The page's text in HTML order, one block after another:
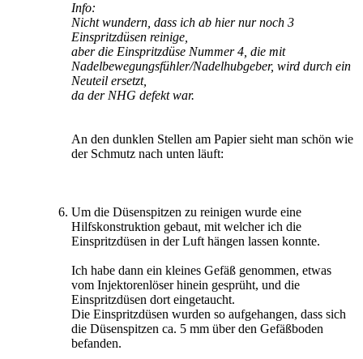
Info:
Nicht wundern, dass ich ab hier nur noch 3
Einspritzdüsen reinige,
aber die Einspritzdüse Nummer 4, die mit
Nadelbewegungsfühler/Nadelhubgeber, wird durch ein
Neuteil ersetzt,
da der NHG defekt war.
An den dunklen Stellen am Papier sieht man schön wie
der Schmutz nach unten läuft:
Um die Düsenspitzen zu reinigen wurde eine
Hilfskonstruktion gebaut, mit welcher ich die
Einspritzdüsen in der Luft hängen lassen konnte.
Ich habe dann ein kleines Gefäß genommen, etwas
vom Injektorenlöser hinein gesprüht, und die
Einspritzdüsen dort eingetaucht.
Die Einspritzdüsen wurden so aufgehangen, dass sich
die Düsenspitzen ca. 5 mm über den Gefäßboden
befanden.